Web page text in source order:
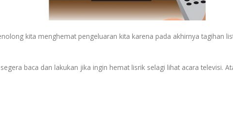
kita menghemat pengeluaran kita karena pada akhirnya tagihan
baca dan lakukan jika ingin hemat lisrik selagi lihat acara televisi.